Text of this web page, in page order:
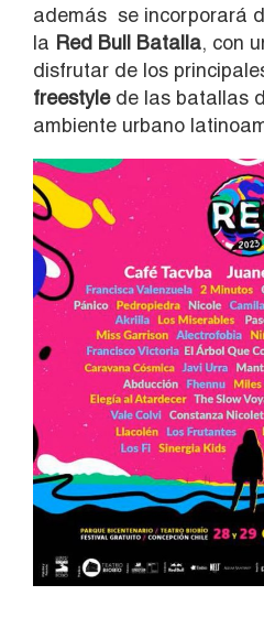
además se incorporará
la Red Bull Batalla, con
disfrutar de los
freestylede las batallas
ambiente urbano